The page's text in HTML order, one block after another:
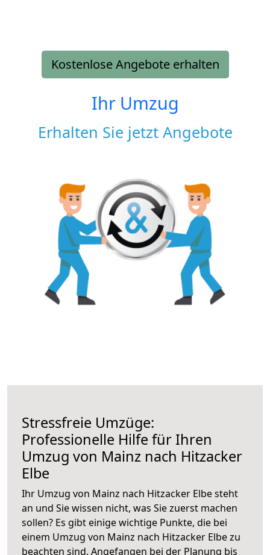
Kostenlose Angebote erhalten
Ihr Umzug
Erhalten Sie jetzt Angebote
Stressfreie Umzüge:
Professionelle Hilfe für Ihren
Umzug von Mainz nach Hitzacker
Elbe
Ihr Umzug von Mainz nach Hitzacker Elbe steht
an und Sie wissen nicht, was Sie zuerst machen
sollen? Es gibt einige wichtige Punkte, die bei
einem Umzug von Mainz nach Hitzacker Elbe zu
beachten sind. Angefangen bei der Planung bis